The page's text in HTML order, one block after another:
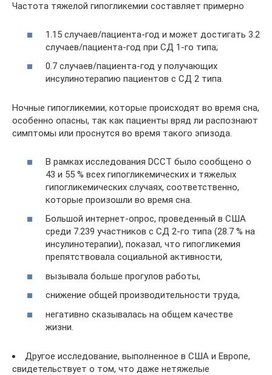
Частота тяжелой гипогликемии составляет примерно
1.15 случаев/пациента-год и может достигать 3.2
случаев/пациента-год при СД 1-го типа;
0.7 случаев/пациента-год у получающих
инсулинотерапию пациентов с СД 2 типа.
Ночные гипогликемии, которые происходят во время сна,
особенно опасны, так как пациенты вряд ли распознают
симптомы или проснутся во время такого эпизода.
В рамках исследования DCCT было сообщено о
43 и 55 % всех гипогликемических и тяжелых
гипогликемических случаях, соответственно,
которые произошли во время сна.
Большой интернет-опрос, проведенный в США
среди 7.239 участников с СД 2-го типа (28.7 % на
инсулинотерапии), показал, что гипогликемия
препятствовала социальной активности,
вызывала больше прогулов работы,
снижение общей производительности труда,
негативно сказывалась на общем качестве
жизни.
Другое исследование, выполненное в США и Европе,
свидетельствует о том, что даже нетяжелые